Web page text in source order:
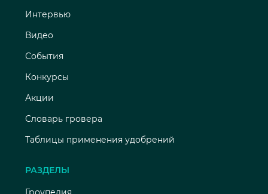
Интервью
Видео
События
Конкурсы
Акции
Словарь гровера
Таблицы применения удобрений
РАЗДЕЛЫ